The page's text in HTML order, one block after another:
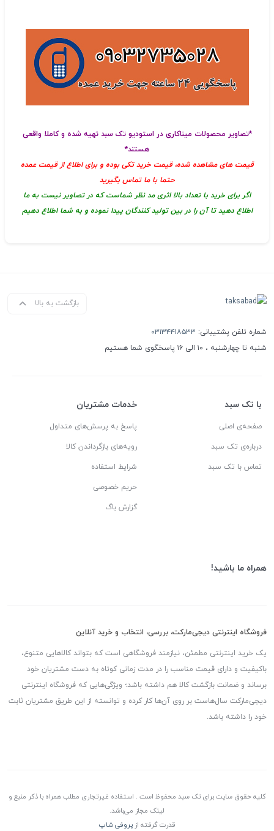
*تصاویر محصولات میناکاری در استودیو تک سبد تهیه شده و کاملا واقعی
هستند*
قیمت های مشاهده شده، قیمت خرید تکی بوده و برای اطلاع از قیمت عمده
حتما با ما تماس بگیرید
اگر برای خرید با تعداد بالا اثری مد نظر شماست که در تصاویر نیست به ما
اطلاع دهید تا آن را در بین تولید کنندگان پیدا نموده و به شما اطلاع دهیم
بازگشت به بالا
شماره تلفن پشتیبانی: ۰۳۱۳۴۴۱۸۵۳۳
شنبه تا چهارشنبه ، ۱۰ الی ۱۶ پاسخگوی شما هستیم
با تک سبد
صفحه‌ی اصلی
درباره‌ی تک سبد
تماس با تک سبد
خدمات مشتریان
پاسخ به پرسش‌های متداول
رویه‌های بازگرداندن کالا
شرایط استفاده
حریم خصوصی
گزارش باگ
همراه ما باشید!
فروشگاه اینترنتی دیجی‌مارکت، بررسی، انتخاب و خرید آنلاین
یک خرید اینترنتی مطمئن، نیازمند فروشگاهی است که بتواند کالاهایی متنوع،
باکیفیت و دارای قیمت مناسب را در مدت زمانی کوتاه به دست مشتریان خود
برساند و ضمانت بازگشت کالا هم داشته باشد؛ ویژگی‌هایی که فروشگاه اینترنتی
دیجی‌مارکت سال‌هاست بر روی آن‌ها کار کرده و توانسته از این طریق مشتریان ثابت
خود را داشته باشد.
کلیه حقوق سایت برای تک سبد محفوظ است . استفاده غیرتجاری مطلب همراه با ذکر منبع و
لینک مجاز می‌باشد.
قدرت گرفته ازپروفی شاپ